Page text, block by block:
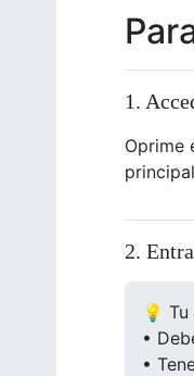
1.
Oprime
2.
💡
•
•